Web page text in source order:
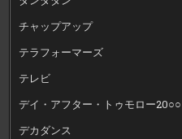
チャップアップ
テラフォーマーズ
テレビ
デイ・アフター・トゥモロー20○○
デカダンス